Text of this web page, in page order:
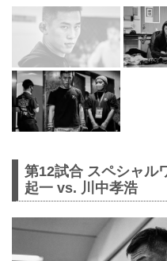
第12試合 スペシャル
起一 vs. 川中孝浩